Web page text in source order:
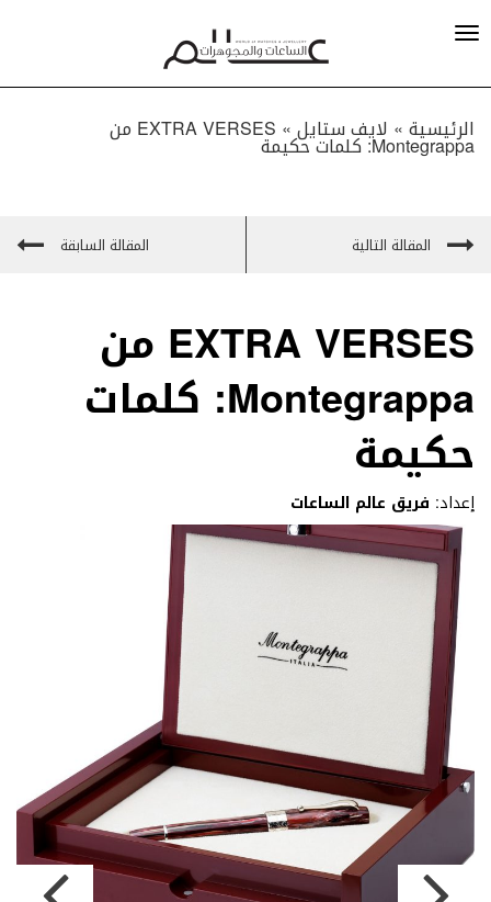
الرئيسية » لايف ستايل» EXTRA VERSES من
Montegrappa: كلمات حكيمة
المقالة التالية المقالة السابقة
EXTRA VERSES من
Montegrappa: كلمات
حكيمة
إعداد: فريق عالم الساعات